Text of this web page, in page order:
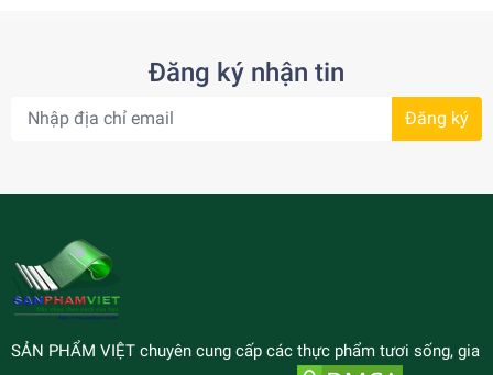
Đăng ký nhận tin
Đăng ký
SẢN PHẨM VIỆT chuyên cung cấp các thực phẩm tươi sống, gia